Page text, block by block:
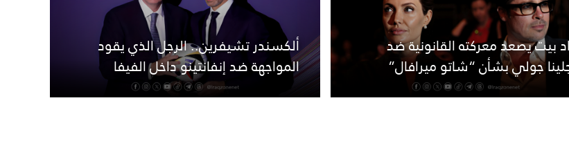
بيت يصعد معركته القانونية ضد
جولي بشأن “شاتو ميرافال”
ألكسندر تشيفرين.. الرجل الذي يقود
المواجهة ضد إنفانتينو داخل الفيفا